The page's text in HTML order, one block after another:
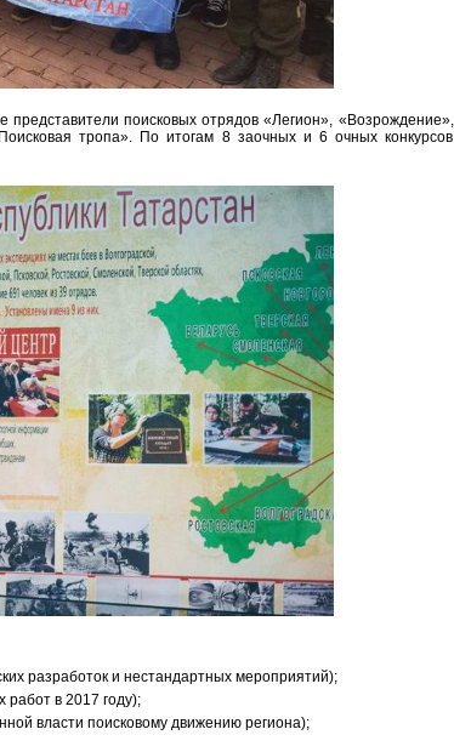
представители поисковых отрядов «Легион», «Возрождение»,
тропа». По итогам 8 заочных и 6 очных конкурсов
разработок и нестандартных мероприятий);
работ в 2017 году);
власти поисковому движению региона);